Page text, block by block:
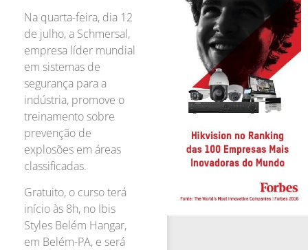
Na quarta-feira, dia 12
de julho, a Schmersal,
empresa líder mundial
em sistemas de
segurança para a
indústria, promove o
treinamento sobre
prevenção de
explosões em áreas
classificadas.
Gratuito, o curso terá
início às 8h, no Ibis
Styles Belém Hangar,
em Belém-PA, e será